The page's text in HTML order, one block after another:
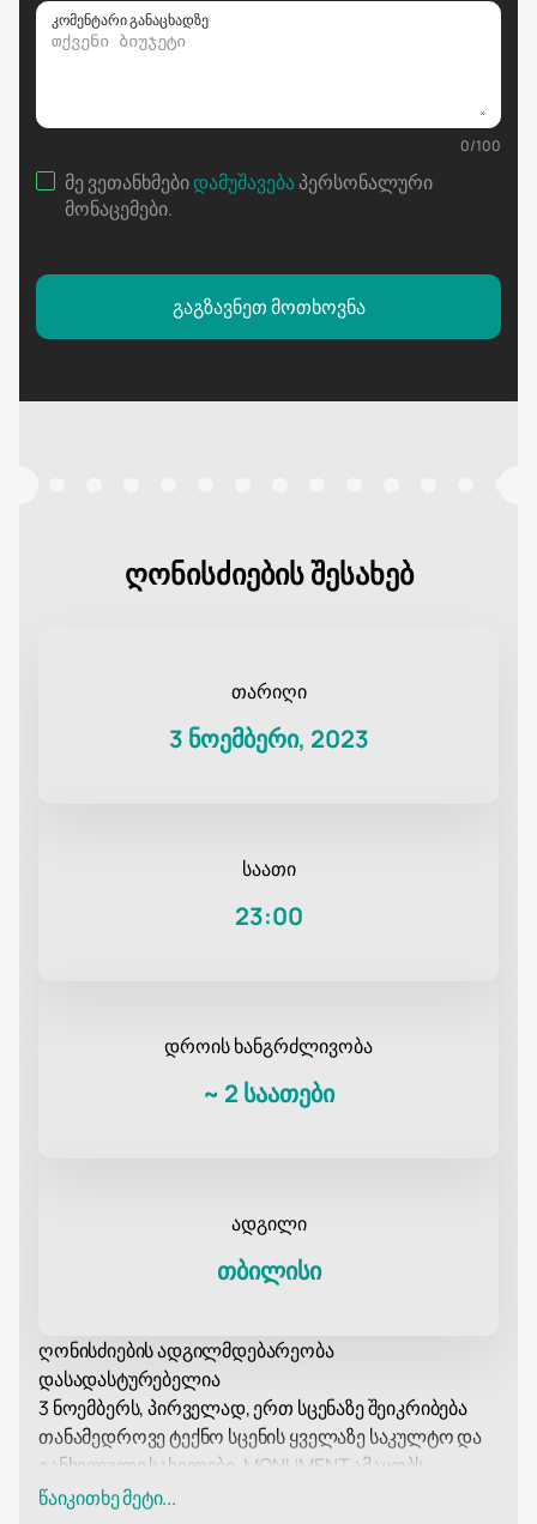
კომენტარი განაცხადზე
0/100
მე ვეთანხმებიდამუშავებაპერსონალური
მონაცემები.
გაგზავნეთ მოთხოვნა
ღონისძიების შესახებ
თარიღი
3 ნოემბერი, 2023
საათი
23:00
დროის ხანგრძლივობა
~ 2 საათები
ადგილი
თბილისი
ღონისძიების ადგილმდებარეობა
დასადასტურებელია
3 ნოემბერს, პირველად, ერთ სცენაზე შეიკრიბება
თანამედროვე ტექნო სცენის ყველაზე საკულტო და
განხილული სახელები. MONUMENT ამაყობს
წარმოგიდგენთ FCKNG Serious ეტიკეტის
წაიკითხე მეტი...